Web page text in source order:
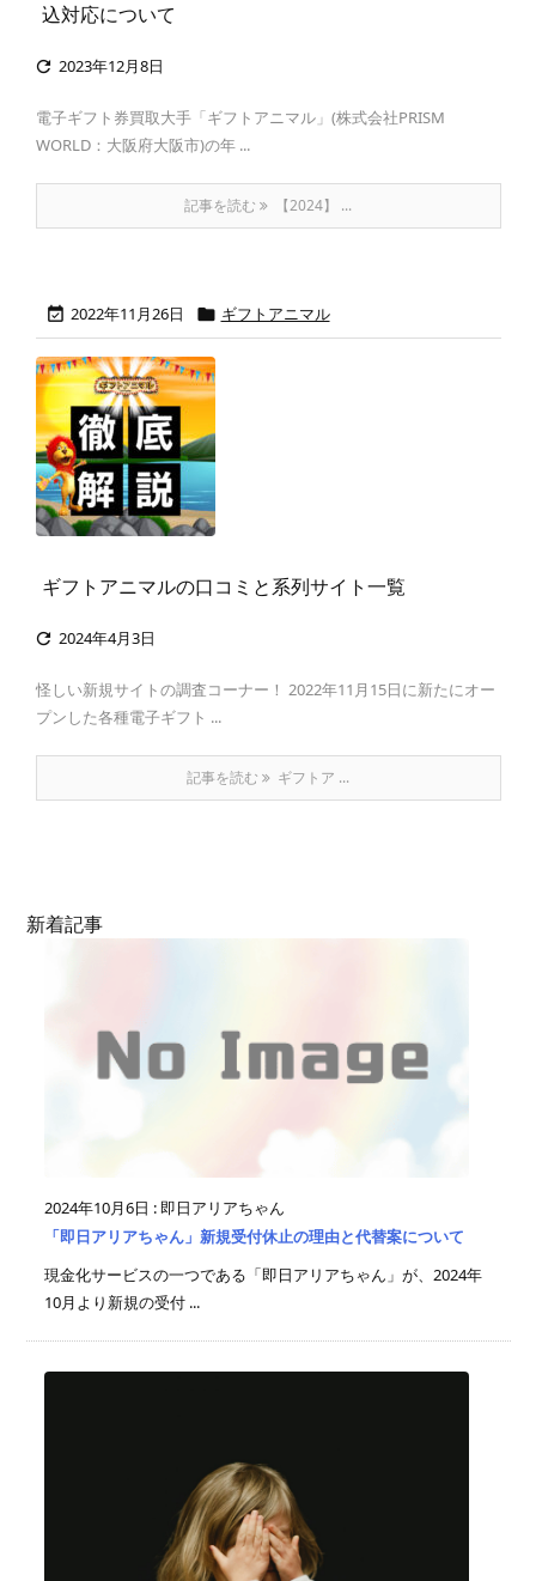
込対応について
 2023年12月8日
電子ギフト券買取大手「ギフトアニマル」(株式会社PRISM
WORLD：大阪府大阪市)の年 ...
記事を読む 【2024】 ...
 2022年11月26日  ギフトアニマル
ギフトアニマルの口コミと系列サイト一覧
 2024年4月3日
怪しい新規サイトの調査コーナー！ 2022年11月15日に新たにオー
プンした各種電子ギフト ...
記事を読む ギフトア ...
新着記事
2024年10月6日 :即日アリアちゃん
「即日アリアちゃん」新規受付休止の理由と代替案について
現金化サービスの一つである「即日アリアちゃん」が、2024年
10月より新規の受付 ...